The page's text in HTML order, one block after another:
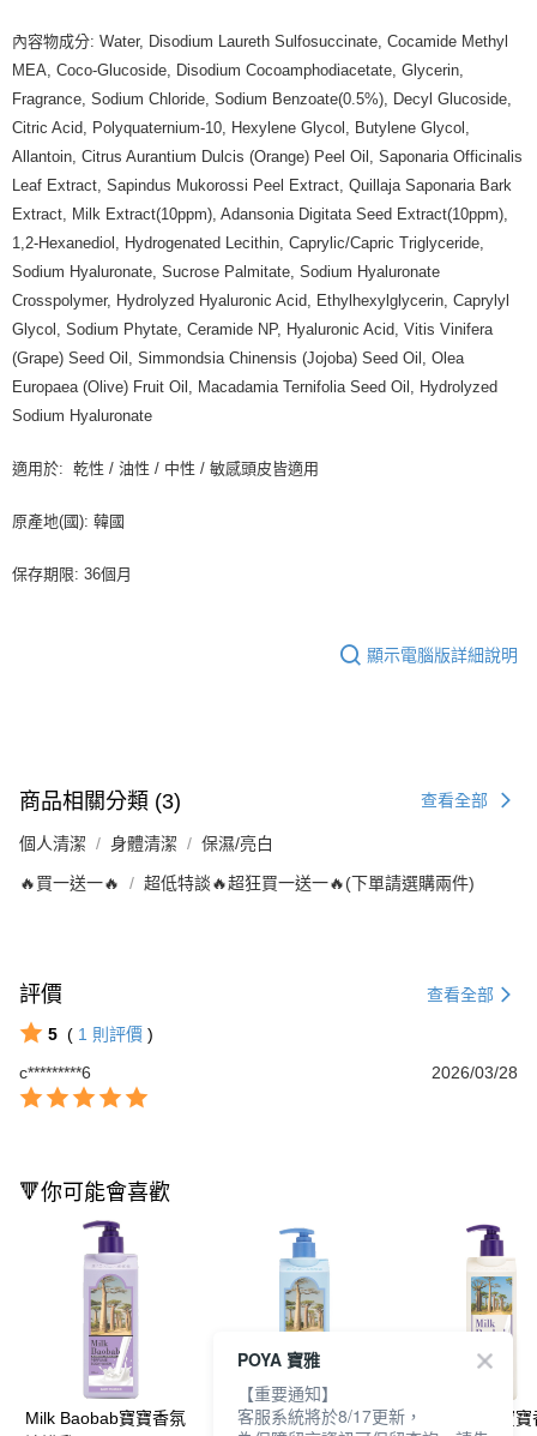
內容物成分: Water, Disodium Laureth Sulfosuccinate, Cocamide Methyl
MEA, Coco-Glucoside, Disodium Cocoamphodiacetate, Glycerin,
Fragrance, Sodium Chloride, Sodium Benzoate(0.5%), Decyl Glucoside,
Citric Acid, Polyquaternium-10, Hexylene Glycol, Butylene Glycol,
Allantoin, Citrus Aurantium Dulcis (Orange) Peel Oil, Saponaria Officinalis
Leaf Extract, Sapindus Mukorossi Peel Extract, Quillaja Saponaria Bark
Extract, Milk Extract(10ppm), Adansonia Digitata Seed Extract(10ppm),
1,2-Hexanediol, Hydrogenated Lecithin, Caprylic/Capric Triglyceride,
Sodium Hyaluronate, Sucrose Palmitate, Sodium Hyaluronate
Crosspolymer, Hydrolyzed Hyaluronic Acid, Ethylhexylglycerin, Caprylyl
Glycol, Sodium Phytate, Ceramide NP, Hyaluronic Acid, Vitis Vinifera
(Grape) Seed Oil, Simmondsia Chinensis (Jojoba) Seed Oil, Olea
Europaea (Olive) Fruit Oil, Macadamia Ternifolia Seed Oil, Hydrolyzed
Sodium Hyaluronate
適用於: 乾性 / 油性 / 中性 / 敏感頭皮皆適用
原產地(國): 韓國
保存期限: 36個月
顯示電腦版詳細說明
商品相關分類 (3) 查看全部
個人清潔 身體清潔 保濕/亮白
🔥買一送一🔥 超低特談🔥超狂買一送一🔥(下單請選購兩件)
評價 查看全部
5 ( 1 則評價 )
c*********6
2026/03/28
🔻你可能會喜歡
Milk Baobab寶寶香氛
Milk Baobab白麝香氛
Milk Baobab寶寶
POYA 寶雅
【重要通知】
客服系統將於8/17更新，